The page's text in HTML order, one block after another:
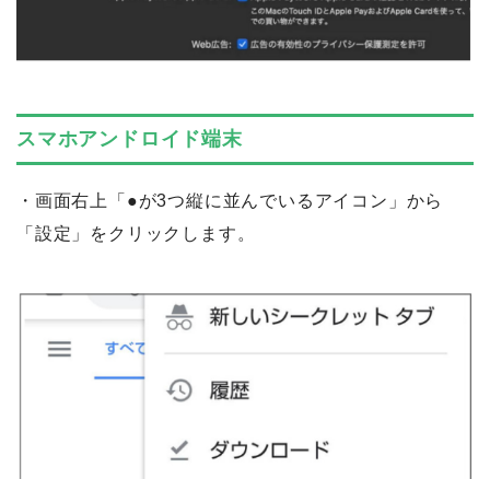
スマホアンドロイド端末
・画面右上「●が3つ縦に並んでいるアイコン」から
「設定」をクリックします。